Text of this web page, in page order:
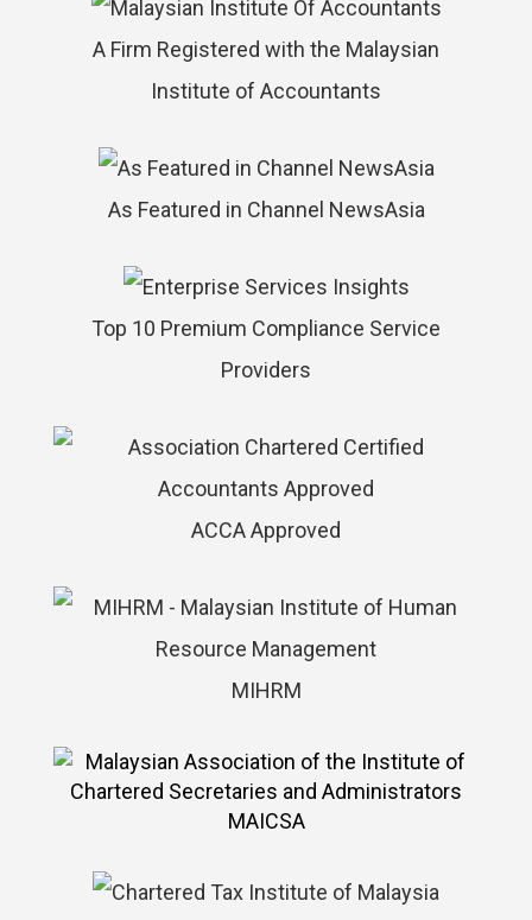
A Firm Registered with the Malaysian
Institute of Accountants
As Featured in Channel NewsAsia
Top 10 Premium Compliance Service
Providers
ACCA Approved
MIHRM
MAICSA